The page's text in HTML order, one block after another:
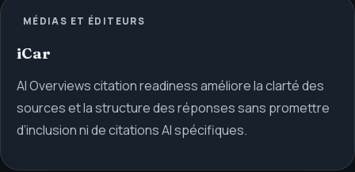
MÉDIAS ET ÉDITEURS
iCar
AI Overviews citation readiness améliore la clarté des
sources et la structure des réponses sans promettre
d’inclusion ni de citations AI spécifiques.